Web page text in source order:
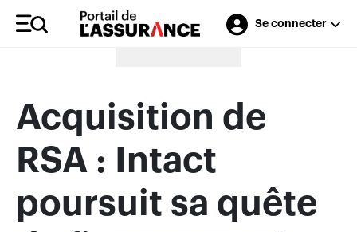
Se connecter
Merci à nos annonceurs
Acquisition de
RSA : Intact
poursuit sa quête